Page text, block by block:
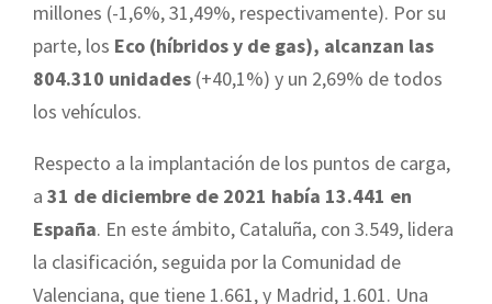
millones (-1,6%, 31,49%, respectivamente). Por su
parte, los Eco (híbridos y de gas), alcanzan las
804.310 unidades (+40,1%) y un 2,69% de todos
los vehículos.
Respecto a la implantación de los puntos de carga,
a 31 de diciembre de 2021 había 13.441 en
España. En este ámbito, Cataluña, con 3.549, lidera
la clasificación, seguida por la Comunidad de
Valenciana, que tiene 1.661, y Madrid, 1.601. Una